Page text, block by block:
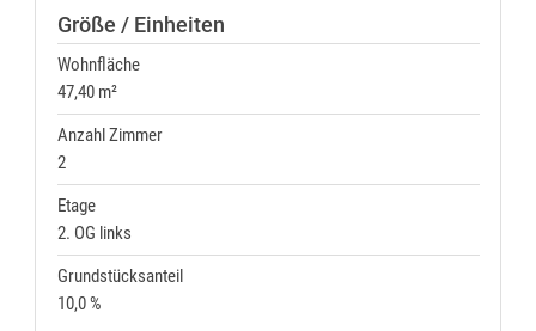
Größe / Einheiten
Wohnfläche
47,40 m²
Anzahl Zimmer
2
Etage
2. OG links
Grundstücksanteil
10,0 %